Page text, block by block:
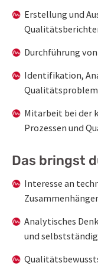
Erstellung und
Durchführung
Identifikation,
Mitarbeit bei der
Prozessen und
Das bringst
Interesse an
Analytisches
und